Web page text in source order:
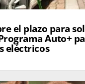
el plazo para
Auto+
eléctricos